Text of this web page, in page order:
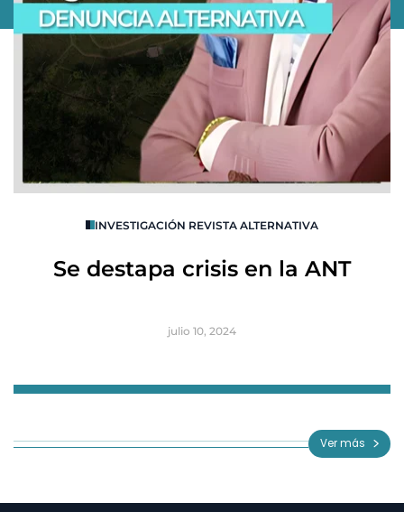
INVESTIGACIÓN REVISTA ALTERNATIVA
Se destapa crisis en la ANT
julio 10, 2024
3
Ver más